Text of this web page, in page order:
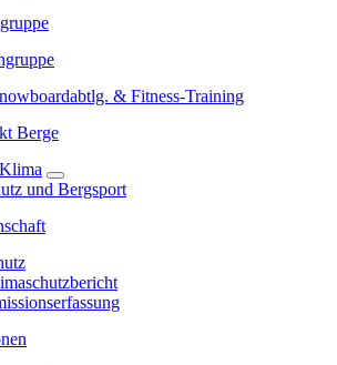
& Fitness-Training
Berge
und Bergsport